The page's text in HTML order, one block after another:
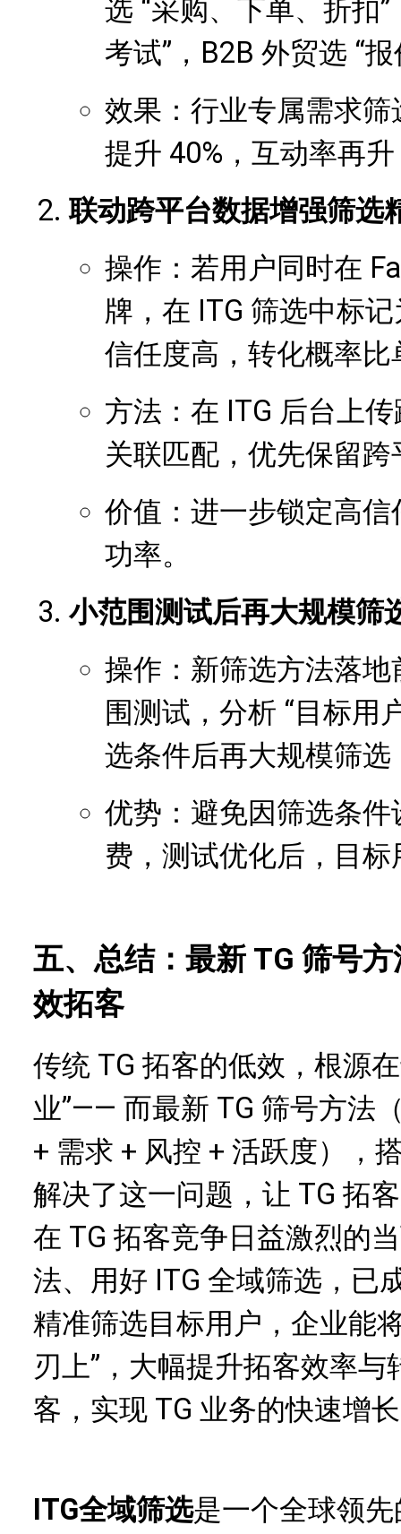
选 “采购、下单、折扣
考试”，B2B 外贸选 “
效果：行业专属需求
提升 40%，互动率再升
联动跨平台数据增强筛选
操作：若用户同时在
牌，在 ITG 筛选中标
信任度高，转化概率
方法：在 ITG 后台上
关联匹配，优先保留
价值：进一步锁定高
功率。
小范围测试后再大规模筛
操作：新筛选方法落
围测试，分析 “目标用
选条件后再大规模筛选
优势：避免因筛选条
费，测试优化后，目
五、总结：最新 TG 筛号
效拓客
传统 TG 拓客的低效，根源
业”—— 而最新 TG 筛号方法
+ 需求 + 风控 + 活跃度），
解决了这一问题，让 TG 拓
在 TG 拓客竞争日益激烈的
法、用好 ITG 全域筛选，已
精准筛选目标用户，企业能
刃上”，大幅提升拓客效率
客，实现 TG 业务的快速增
ITG全域筛选是一个全球领